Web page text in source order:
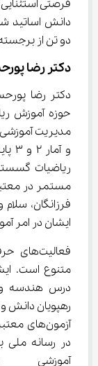
دو تن از برجسته‌ترین اساتید این مجموعه
دکتر رضا
حوزه آموزش
و
ریاضیات
مستمر در
ایشان در امر
متنوع است.
درس هندسه